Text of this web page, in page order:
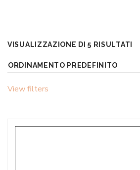
VISUALIZZAZIONE DI 5 RISULTATI
View filters